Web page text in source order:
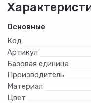
Основные
Код
Артикул
Базовая единица
Производитель
Материал
Цвет